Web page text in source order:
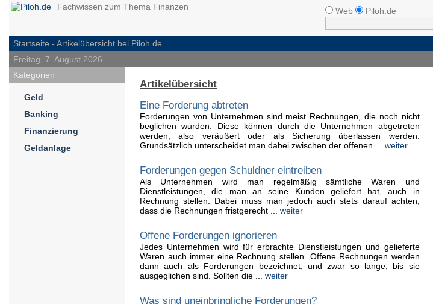
Fachwissen zum Thema Finanzen Web Piloh.de
Startseite - Artikelübersicht bei Piloh.de
Freitag, 7. August 2026
Kategorien
Geld
Banking
Finanzierung
Geldanlage
Artikelübersicht
Eine Forderung abtreten
Forderungen von Unternehmen sind meist Rechnungen, die noch nicht
beglichen wurden. Diese können durch die Unternehmen abgetreten
werden, also veräußert oder als Sicherung überlassen werden.
Grundsätzlich unterscheidet man dabei zwischen der offenen ... weiter
Forderungen gegen Schuldner eintreiben
Als Unternehmen wird man regelmäßig sämtliche Waren und
Dienstleistungen, die man an seine Kunden geliefert hat, auch in
Rechnung stellen. Dabei muss man jedoch auch stets darauf achten,
dass die Rechnungen fristgerecht ... weiter
Offene Forderungen ignorieren
Jedes Unternehmen wird für erbrachte Dienstleistungen und gelieferte
Waren auch immer eine Rechnung stellen. Offene Rechnungen werden
dann auch als Forderungen bezeichnet, und zwar so lange, bis sie
ausgeglichen sind. Sollten die ... weiter
Was sind uneinbringliche Forderungen?